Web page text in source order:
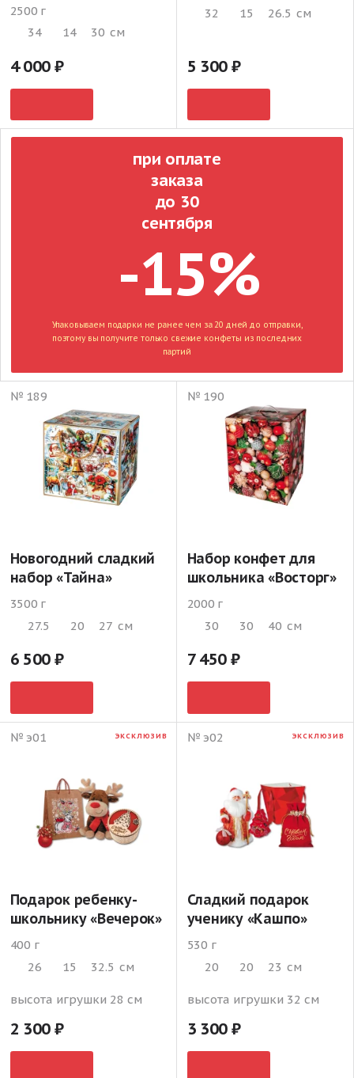
2500 г
34
14 30 см
4 000
32
15 26.5 см
5 300
№ 189
Новогодний сладкий
набор «Тайна»
3500 г
27.5
20 27 см
6 500
№ 190
Набор конфет для
школьника «Восторг»
2000 г
30
30 40 см
7 450
№ э01 ЭКСКЛЮЗИВ
Подарок ребенку-
школьнику «Вечерок»
400 г
26
15 32.5 см
высота игрушки 28 см
2 300
№ э02 ЭКСКЛЮЗИВ
Сладкий подарок
ученику «Кашпо»
530 г
20
20 23 см
высота игрушки 32 см
3 300
-15%
при оплате
заказа
до 30
сентября
Упаковываем подарки не ранее чем за 20 дней до отправки,
поэтому вы получите только свежие конфеты из последних
партий